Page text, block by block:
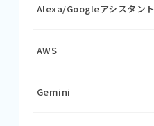
Alexa/Googleアシスタント
AWS
Gemini